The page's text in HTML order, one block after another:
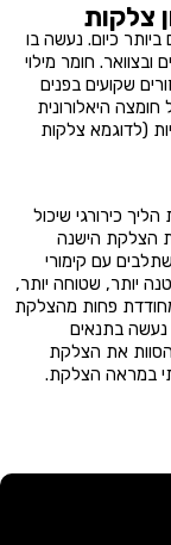
צלקות
כיום. נעשה בו
חומר מילוי
שקועים בפנים
היאלורונית
(לדוגמא צלקות
כירורגי שיכול
הצלקת הישנה
עם קימורי
יותר, שטוחה יותר,
פחות מהצלקת
נעשה בתנאים
את הצלקת
במראה הצלקת.